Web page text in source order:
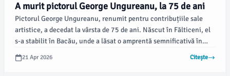
A murit pictorul George Ungureanu, la 75 de ani
Pictorul George Ungureanu, renumit pentru contribuțiile sale
artistice, a decedat la vârsta de 75 de ani. Născut în Fălticeni, el
s-a stabilit în Bacău, unde a lăsat o amprentă semnificativă în
cultura locală.
21 Apr 2026 Citește